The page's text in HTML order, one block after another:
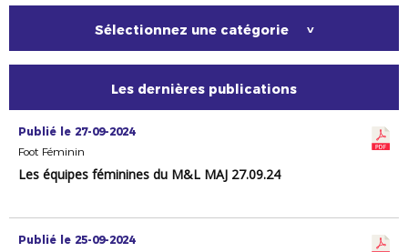
Sélectionnez une catégorie >
Les dernières publications
Publié le 27-09-2024
Foot Féminin
Les équipes féminines du M&L MAJ 27.09.24
Publié le 25-09-2024